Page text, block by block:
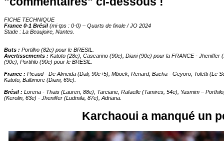
FICHE TECHNIQUE
France 0-1 Brésil(mi-tps : 0-0) – Quarts de finale / JO 2024
Stade : La Beaujoire, Nantes.
Buts : Portilho (82e) pour le BRESIL.
Avertissements : Katoto (28e), Cascarino (90e), Diani (90e) pour la FRANCE - Jheniffer
(90e), Portihlo (90e) pour le BRESIL.
France : Picaud - De Almeida (Dali, 90e+5), Mbock, Renard, Bacha - Geyoro, Toletti (Le
Katoto, Baltimore (Diani, 69e).
Brésil : Lorena - Thais (Lauren, 88e), Tarciane, Rafaelle (Tamires, 54e), Yasmim –
(Kerolin, 63e) - Jheniffer (Ludmila, 87e), Adriana.
Karchaoui a manqué un